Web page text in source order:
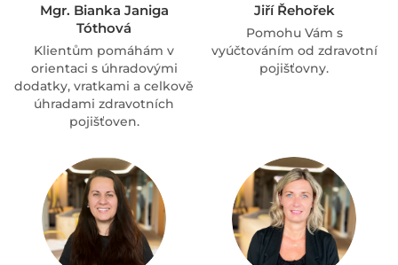
Mgr. Bianka Janiga
Tóthová
Klientům pomáhám v
orientaci s úhradovými
dodatky, vratkami a celkově
úhradami zdravotních
pojišťoven.
Jiří Řehořek
Pomohu Vám s
vyúčtováním od zdravotní
pojišťovny.